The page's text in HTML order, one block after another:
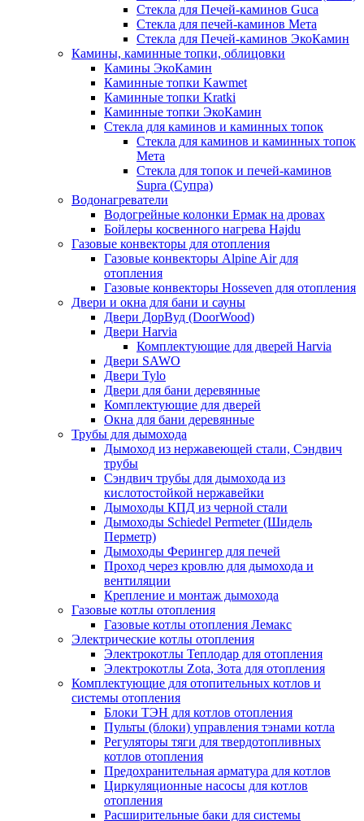
Стекла для Печей-каминов Guca
Стекла для печей-каминов Мета
Стекла для Печей-каминов ЭкоКамин
Камины, каминные топки, облицовки
Камины ЭкоКамин
Каминные топки Kawmet
Каминные топки Kratki
Каминные топки ЭкоКамин
Стекла для каминов и каминных топок
Стекла для каминов и каминных топок
Мета
Стекла для топок и печей-каминов
Supra (Супра)
Водонагреватели
Водогрейные колонки Ермак на дровах
Бойлеры косвенного нагрева Hajdu
Газовые конвекторы для отопления
Газовые конвекторы Alpine Air для
отопления
Газовые конвекторы Hosseven для отопления
Двери и окна для бани и сауны
Двери ДорВуд (DoorWood)
Двери Harvia
Комплектующие для дверей Harvia
Двери SAWO
Двери Tylo
Двери для бани деревянные
Комплектующие для дверей
Окна для бани деревянные
Трубы для дымохода
Дымоход из нержавеющей стали, Сэндвич
трубы
Сэндвич трубы для дымохода из
кислотостойкой нержавейки
Дымоходы КПД из черной стали
Дымоходы Schiedel Permeter (Шидель
Перметр)
Дымоходы Ферингер для печей
Проход через кровлю для дымохода и
вентиляции
Крепление и монтаж дымохода
Газовые котлы отопления
Газовые котлы отопления Лемакс
Электрические котлы отопления
Электрокотлы Теплодар для отопления
Электрокотлы Zota, Зота для отопления
Комплектующие для отопительных котлов и
системы отопления
Блоки ТЭН для котлов отопления
Пульты (блоки) управления тэнами котла
Регуляторы тяги для твердотопливных
котлов отопления
Предохранительная арматура для котлов
Циркуляционные насосы для котлов
отопления
Расширительные баки для системы